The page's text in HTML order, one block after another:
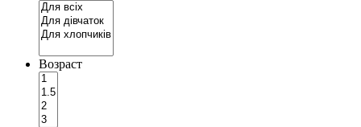
Возраст